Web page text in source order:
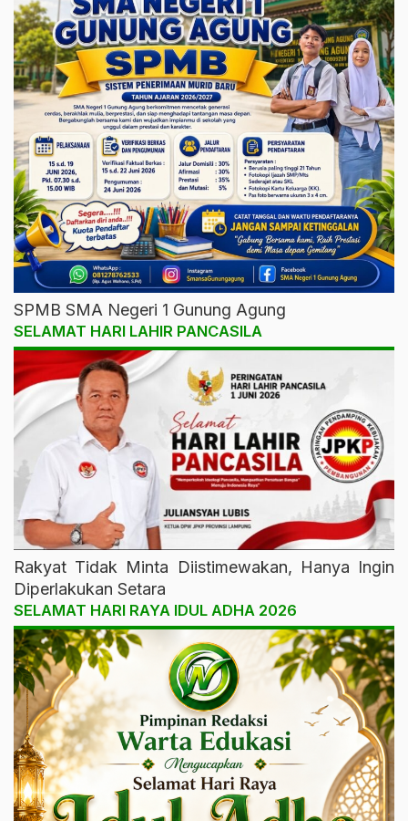
SPMB SMA Negeri 1 Gunung Agung
SELAMAT HARI LAHIR PANCASILA
Rakyat Tidak Minta Diistimewakan, Hanya Ingin
Diperlakukan Setara
SELAMAT HARI RAYA IDUL ADHA 2026